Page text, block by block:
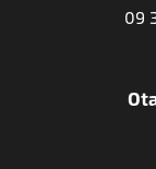
09